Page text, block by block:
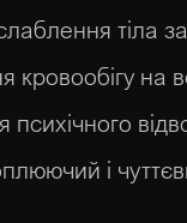
тіла
кровообігу на
і